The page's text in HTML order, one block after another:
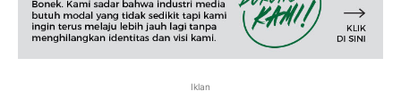
Iklan